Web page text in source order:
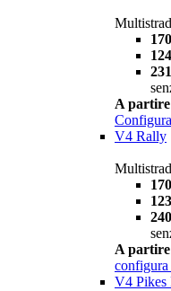
A partire
Configura
V4 Rally
A partire
configura
V4 Pikes